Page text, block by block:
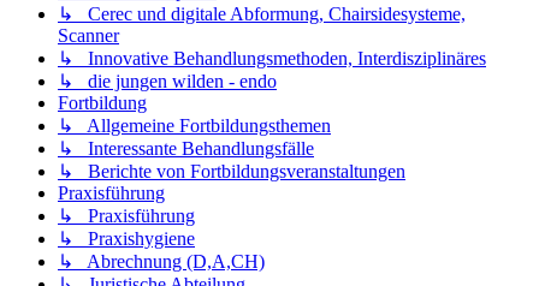
↳ Cerec und digitale Abformung, Chairsidesysteme,
Scanner
↳ Innovative Behandlungsmethoden, Interdisziplinäres
↳ die jungen wilden - endo
Fortbildung
↳ Allgemeine Fortbildungsthemen
↳ Interessante Behandlungsfälle
↳ Berichte von Fortbildungsveranstaltungen
Praxisführung
↳ Praxisführung
↳ Praxishygiene
↳ Abrechnung (D,A,CH)